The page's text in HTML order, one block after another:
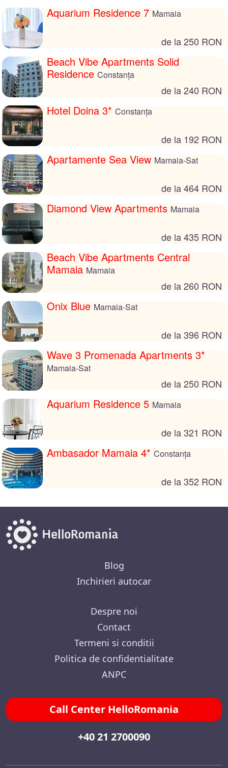
Aquarium Residence 7 Mamaia
de la 250 RON
Beach Vibe Apartments Solid
Residence Constanța
de la 240 RON
Hotel Doina 3* Constanța
de la 192 RON
Apartamente Sea View Mamaia-Sat
de la 464 RON
Diamond View Apartments Mamaia
de la 435 RON
Beach Vibe Apartments Central
Mamaia Mamaia
de la 260 RON
Onix Blue Mamaia-Sat
de la 396 RON
Wave 3 Promenada Apartments 3*
Mamaia-Sat
de la 250 RON
Aquarium Residence 5 Mamaia
de la 321 RON
Ambasador Mamaia 4* Constanța
de la 352 RON
Blog
Inchirieri autocar
Despre noi
Contact
Termeni si conditii
Politica de confidentialitate
ANPC
Call Center HelloRomania
+40 21 2700090